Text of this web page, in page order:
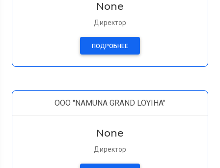
None
Директор
ПОДРОБНЕЕ
ООО "NAMUNA GRAND LOYIHA"
None
Директор